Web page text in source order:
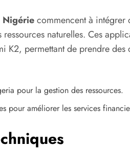
Nigériecommencent à intégrer
naturelles. Ces
K2, permettant de prendre
pour la gestion des ressources.
pour améliorer les services